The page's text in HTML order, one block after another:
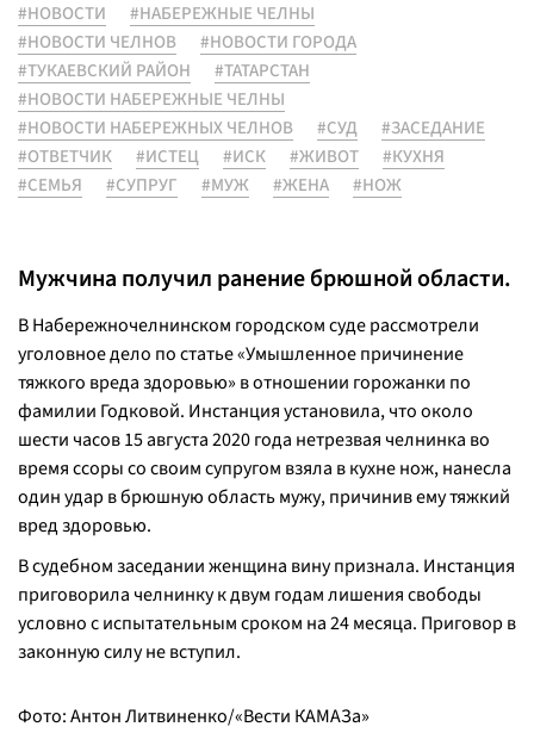
#НОВОСТИ
#НАБЕРЕЖНЫЕ ЧЕЛНЫ
#НОВОСТИ ЧЕЛНОВ
#НОВОСТИ ГОРОДА
#ТУКАЕВСКИЙ РАЙОН
#ТАТАРСТАН
#НОВОСТИ НАБЕРЕЖНЫЕ ЧЕЛНЫ
#НОВОСТИ НАБЕРЕЖНЫХ ЧЕЛНОВ
#СУД
#ЗАСЕДАНИЕ
#ОТВЕТЧИК
#ИСТЕЦ #ИСК #ЖИВОТ
#КУХНЯ
#СЕМЬЯ
#СУПРУГ #МУЖ #ЖЕНА #НОЖ
Мужчина получил ранение брюшной области.
В Набережночелнинском городском суде рассмотрели
уголовное дело по статье «Умышленное причинение
тяжкого вреда здоровью» в отношении горожанки по
фамилии Годковой. Инстанция установила, что около
шести часов 15 августа 2020 года нетрезвая челнинка во
время ссоры со своим супругом взяла в кухне нож, нанесла
один удар в брюшную область мужу, причинив ему тяжкий
вред здоровью.
В судебном заседании женщина вину признала. Инстанция
приговорила челнинку к двум годам лишения свободы
условно с испытательным сроком на 24 месяца. Приговор в
законную силу не вступил.
Фото: Антон Литвиненко/«Вести КАМАЗа»